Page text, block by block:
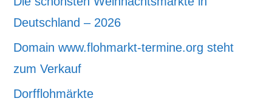
Deutschland – 2026
Domain www.flohmarkt-termine.org steht
zum Verkauf
Dorfflohmärkte